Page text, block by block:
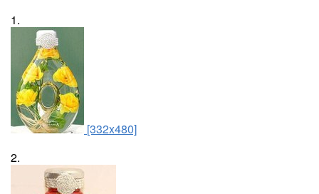
1.
[332x480]
2.